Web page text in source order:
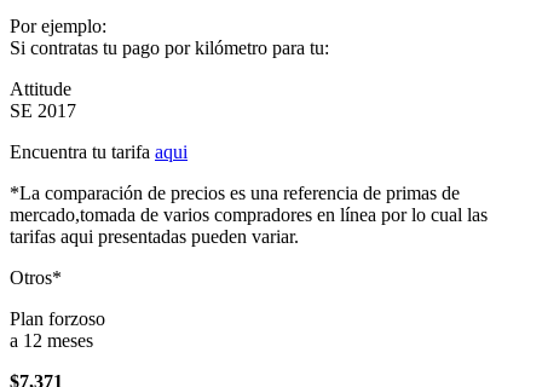
Por ejemplo:
Si contratas tu pago por kilómetro para tu:
Attitude
SE 2017
Encuentra tu tarifa aqui
*La comparación de precios es una referencia de primas de
mercado,tomada de varios compradores en línea por lo cual las
tarifas aqui presentadas pueden variar.
Otros*
Plan forzoso
a 12 meses
$7,371